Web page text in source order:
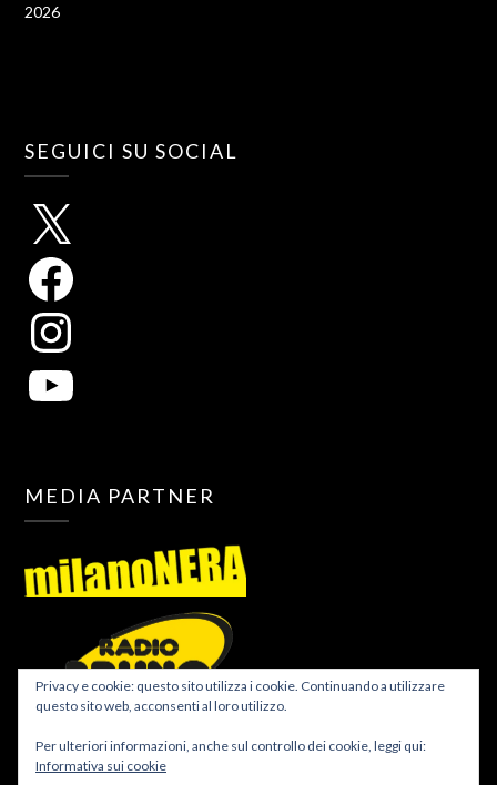
2026
SEGUICI SU SOCIAL
MEDIA PARTNER
Privacy e cookie: questo sito utilizza i cookie. Continuando a utilizzare
questo sito web, acconsenti al loro utilizzo.
Per ulteriori informazioni, anche sul controllo dei cookie, leggi qui:
Informativa sui cookie